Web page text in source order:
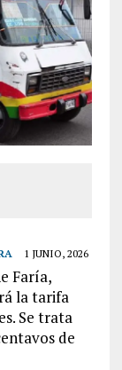
1 JUNIO, 2026
Faría,
la tarifa
Se trata
de